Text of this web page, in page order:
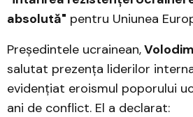
absolută" pentru Uniunea
Președintele ucrainean,
salutat prezența liderilor
evidențiat eroismul poporului
ani de conflict. El a declarat: